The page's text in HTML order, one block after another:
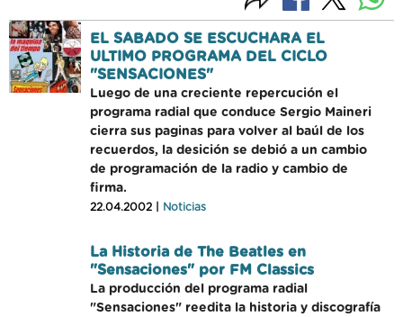
EL SABADO SE ESCUCHARA EL
ULTIMO PROGRAMA DEL CICLO
"SENSACIONES"
Luego de una creciente repercución el
programa radial que conduce Sergio Maineri
cierra sus paginas para volver al baúl de los
recuerdos, la desición se debió a un cambio
de programación de la radio y cambio de
firma.
22.04.2002 | Noticias
La Historia de The Beatles en
"Sensaciones" por FM Classics
La producción del programa radial
"Sensaciones" reedita la historia y discografía